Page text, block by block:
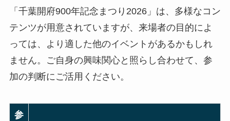
「千葉開府900年記念まつり2026」は、多様なコン
テンツが用意されていますが、来場者の目的によ
っては、より適した他のイベントがあるかもしれ
ません。ご自身の興味関心と照らし合わせて、参
加の判断にご活用ください。
参